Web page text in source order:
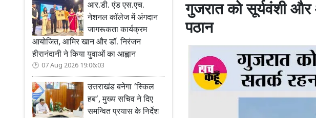
आर.डी. एंड एस.एच.
नेशनल कॉलेज में अंगदान
जागरूकता कार्यक्रम
आयोजित, आमिर खान और डॉ. निरंजन
हीरानंदानी ने किया युवाओं का आह्वान
07 Aug 2026 19:06:03
उत्तराखंड बनेगा ‘स्किल
हब’, मुख्य सचिव ने दिए
समन्वित प्रयास के निर्देश
गुजरात को सूर्यवंशी और
पठान